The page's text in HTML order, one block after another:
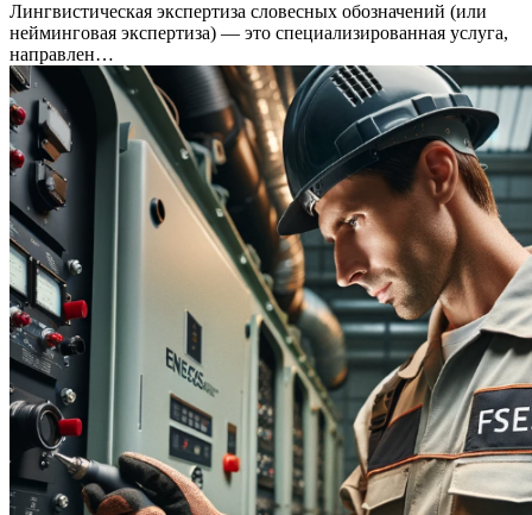
Лингвистическая экспертиза словесных обозначений (или
нейминговая экспертиза) — это специализированная услуга,
направлен…